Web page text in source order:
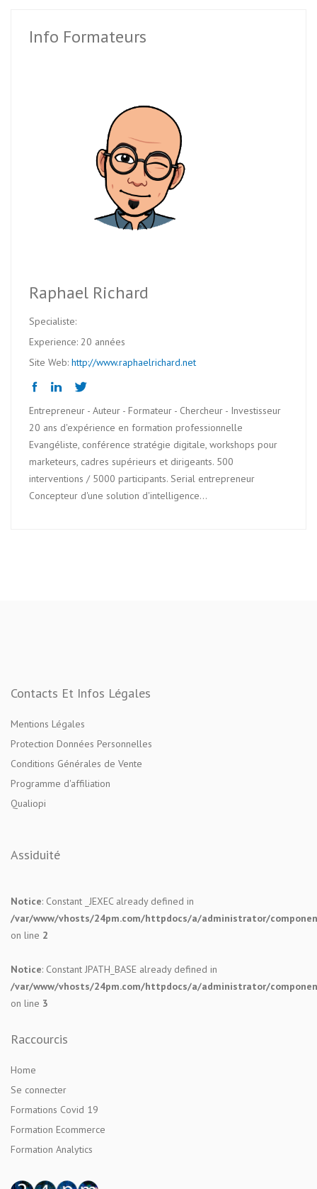
Info Formateurs
Raphael Richard
Specialiste:
Experience: 20 années
Site Web: http://www.raphaelrichard.net
Entrepreneur - Auteur - Formateur - Chercheur - Investisseur
20 ans d'expérience en formation professionnelle
Evangéliste, conférence stratégie digitale, workshops pour
marketeurs, cadres supérieurs et dirigeants. 500
interventions / 5000 participants. Serial entrepreneur
Concepteur d'une solution d'intelligence...
Contacts Et Infos Légales
Mentions Légales
Protection Données Personnelles
Conditions Générales de Vente
Programme d'affiliation
Qualiopi
Assiduité
Notice: Constant _JEXEC already defined in
/var/www/vhosts/24pm.com/httpdocs/a/administrator/
on line 2
Notice: Constant JPATH_BASE already defined in
/var/www/vhosts/24pm.com/httpdocs/a/administrator/
on line 3
Raccourcis
Home
Se connecter
Formations Covid 19
Formation Ecommerce
Formation Analytics